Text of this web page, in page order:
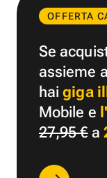
OFFERTA
Se
assieme
haigiga
Mobile e
27,95 €a